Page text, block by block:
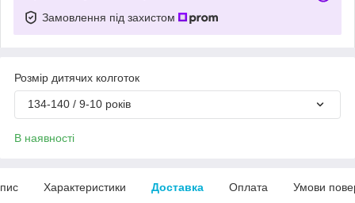
Замовлення під захистом
Розмір дитячих колготок
134-140 / 9-10 років
В наявності
Характеристики Доставка Оплата Умови